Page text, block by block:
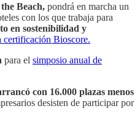
Beach, pondrá en marcha un
con los que trabaja para
en sostenibilidad y
certificación Bioscore.
para el simposio anual de
con 16.000 plazas menos
desisten de participar por